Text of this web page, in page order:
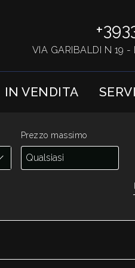
VIA GARIBALDI N 19
IN VENDITA
Prezzo massimo